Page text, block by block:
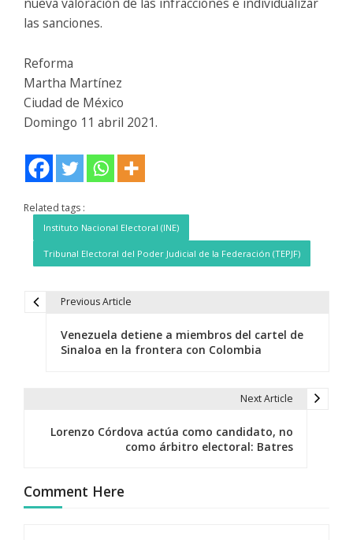
las sanciones.
Reforma
Martha Martínez
Ciudad de México
Domingo 11 abril 2021.
Related tags :
Instituto Nacional Electoral (INE)
Tribunal Electoral del Poder Judicial de la Federación (TEPJF)
c
i
Previous Article
Venezuela detiene a miembros del cartel de
Sinaloa en la frontera con Colombia
Next Article
Lorenzo Córdova actúa como candidato, no
como árbitro electoral: Batres
Comment Here